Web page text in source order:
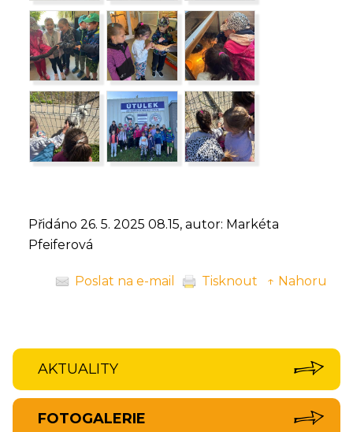
Přidáno 26. 5. 2025 08.15, autor: Markéta
Pfeiferová
Poslat na e-mail Tisknout ↑ Nahoru
AKTUALITY
FOTOGALERIE